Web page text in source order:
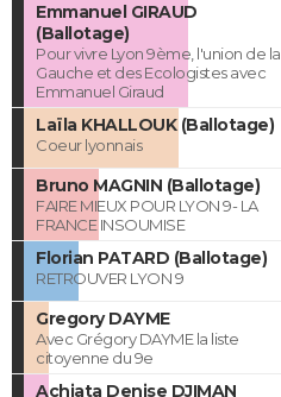
Emmanuel GIRAUD
(Ballotage)
Pour vivre Lyon 9ème, l'union de la
Gauche et des Ecologistes avec
Emmanuel Giraud
Laïla KHALLOUK (Ballotage)
Coeur lyonnais
Bruno MAGNIN (Ballotage)
FAIRE MIEUX POUR LYON 9- LA
FRANCE INSOUMISE
Florian PATARD (Ballotage)
RETROUVER LYON 9
Gregory DAYME
Avec Grégory DAYME la liste
citoyenne du 9e
Achiata Denise DJIMAN